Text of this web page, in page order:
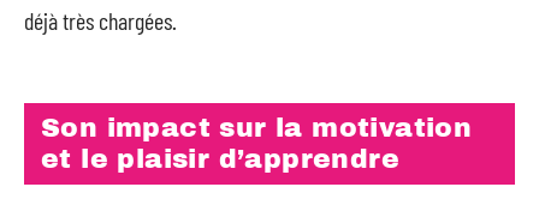
déjà très chargées.
Son impact sur la motivation
et le plaisir d’apprendre